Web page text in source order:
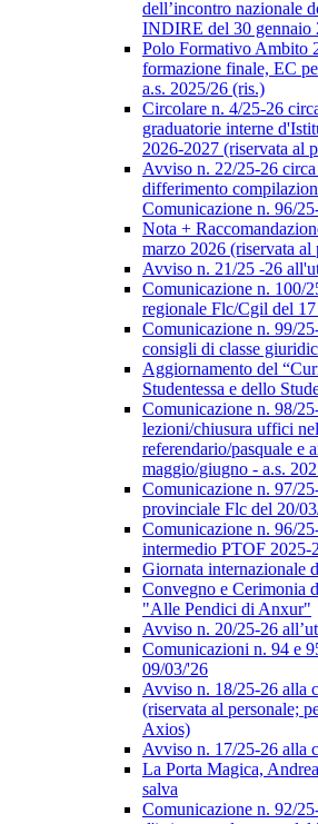
dell’incontro nazionale
INDIRE del 30 gennaio
Polo Formativo Ambito
formazione finale, EC
a.s. 2025/26 (ris.)
Circolare n. 4/25-26
graduatorie interne
2026-2027 (riservata al
Avviso n. 22/25-26
differimento
Comunicazione n. 96/
Nota +
marzo 2026 (riservata al
Avviso n. 21/25 -26
Comunicazione n. 100/
regionale Flc/Cgil del 17
Comunicazione n. 99/
consigli di classe
Aggiornamento del
Studentessa e dello
Comunicazione n. 98/
lezioni/chiusura uffici
referendario/pasquale e
maggio/giugno - a.s.
Comunicazione n. 97/
provinciale Flc del 20/
Comunicazione n. 96/
intermedio PTOF 2025-
Giornata internazionale
Convegno e Cerimonia
"Alle Pendici di Anxur"
Avviso n. 20/25-26
Comunicazioni n. 94 e
09/03/'26
Avviso n. 18/25-26 alla
(riservata al personale;
Axios)
Avviso n. 17/25-26 alla
La Porta Magica,
salva
Comunicazione n. 92/